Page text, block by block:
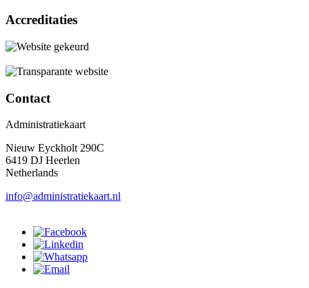
Accreditaties
Contact
Administratiekaart
Nieuw Eyckholt 290C
6419 DJ Heerlen
Netherlands
info@administratiekaart.nl